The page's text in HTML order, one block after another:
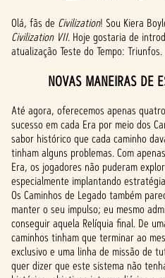
Olá, fãs de Civilization! Sou Kiera
Civilization VII. Hoje gostaria de
atualização Teste do Tempo: Triunfos.
NOVAS MANEIRAS DE
Até agora, oferecemos apenas
sucesso em cada Era por meio dos
sabor histórico que cada caminho
tinham alguns problemas. Com
Era, os jogadores não puderam
especialmente implantando
Os Caminhos de Legado também
manter o seu impulso; eu mesmo
conseguir aquela Relíquia final. De
caminhos tinham que terminar ao
exclusivo e uma linha de missão de
quer dizer que este sistema não